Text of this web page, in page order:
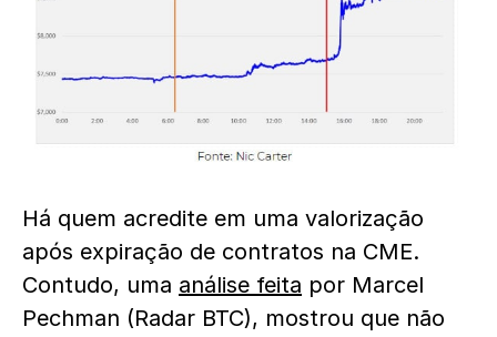
Há quem acredite em uma valorização
após expiração de contratos na CME.
Contudo, uma análise feita por Marcel
Pechman (Radar BTC), mostrou que não